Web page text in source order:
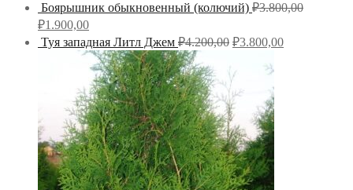
Боярышник обыкновенный (колючий) ₽3.800,00
₽1.900,00
Туя западная Литл Джем ₽4.200,00 ₽3.800,00